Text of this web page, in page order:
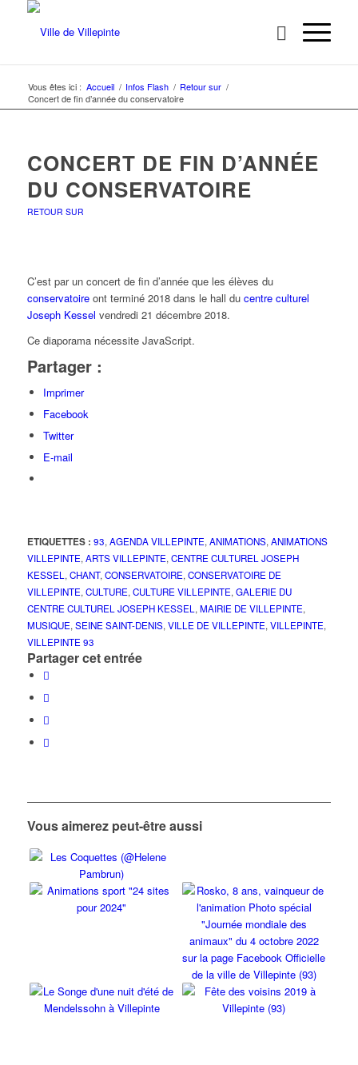
Vous êtes ici : Accueil / Infos Flash / Retour sur /
Concert de fin d’année du conservatoire
CONCERT DE FIN D’ANNÉE
DU CONSERVATOIRE
RETOUR SUR
C’est par un concert de fin d’année que les élèves du
conservatoireont terminé 2018 dans le hall du centre culturel
Joseph Kessel vendredi 21 décembre 2018.
Ce diaporama nécessite JavaScript.
Partager :
Imprimer
Facebook
Twitter
E-mail
ETIQUETTES : 93, AGENDA VILLEPINTE, ANIMATIONS, ANIMATIONS
VILLEPINTE, ARTS VILLEPINTE, CENTRE CULTUREL JOSEPH
KESSEL , CHANT, CONSERVATOIRE, CONSERVATOIRE DE
VILLEPINTE, CULTURE, CULTURE VILLEPINTE, GALERIE DU
CENTRE CULTUREL JOSEPH KESSEL , MAIRIE DE VILLEPINTE,
MUSIQUE, SEINE SAINT-DENIS, VILLE DE VILLEPINTE, VILLEPINTE,
VILLEPINTE 93
Partager cet entrée
Vous aimerez peut-être aussi